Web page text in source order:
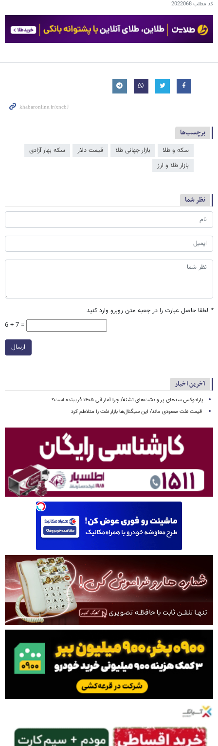
کد مطلب2022068
برچسب‌ها
سکه و طلا بازار جهانی طلا قیمت دلار
سکه بهار آزادی
بازار طلا و ارز
نظر شما
* لطفا حاصل عبارت را در جعبه متن روبرو وارد کنید
6 + 7 =
ارسال
آخرین اخبار
پارادوکس سدهای پر و دشت‌های تشنه/ چرا آمار آبی ۱۴۰۵ فریبنده است؟
قیمت نفت صعودی ماند/ این سیگنال‌ها بازار نفت را متلاطم کرد